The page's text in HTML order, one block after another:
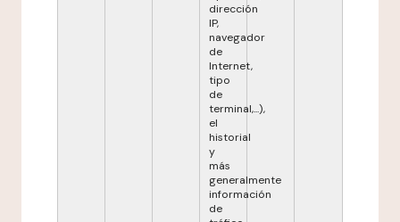
dirección
IP,
navegador
de
Internet,
tipo
de
terminal,...),
el
historial
y
más
generalmente
información
de